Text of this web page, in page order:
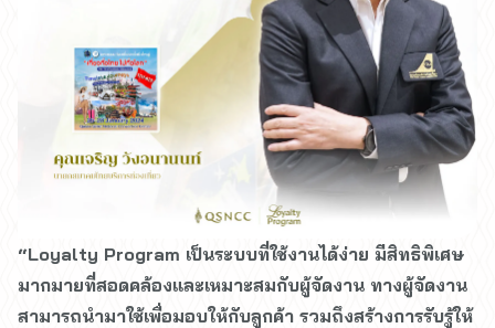
“Loyalty Program เป็นระบบที่ใช้งานได้ง่าย มีสิทธิพิเศษ
มากมายที่สอดคล้องและเหมาะสมกับผู้จัดงาน ทางผู้จัดงาน
สามารถนำมาใช้เพื่อมอบให้กับลูกค้า รวมถึงสร้างการรับรู้ให้